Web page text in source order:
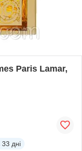
Paris Lamar,
33 дні